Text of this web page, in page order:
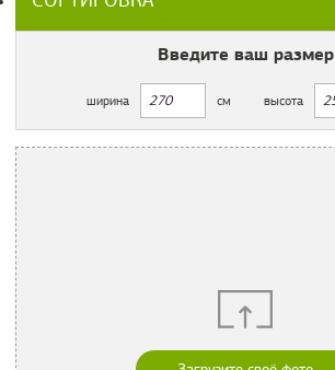
Введите ваш размер
ширина см высота